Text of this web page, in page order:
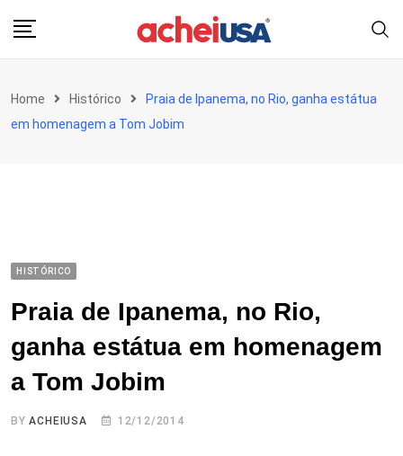
Home Histórico
Praia de Ipanema, no Rio, ganha estátua
em homenagem a Tom Jobim
HISTÓRICO
Praia de Ipanema, no Rio,
ganha estátua em homenagem
a Tom Jobim
BYACHEIUSA 12/12/2014